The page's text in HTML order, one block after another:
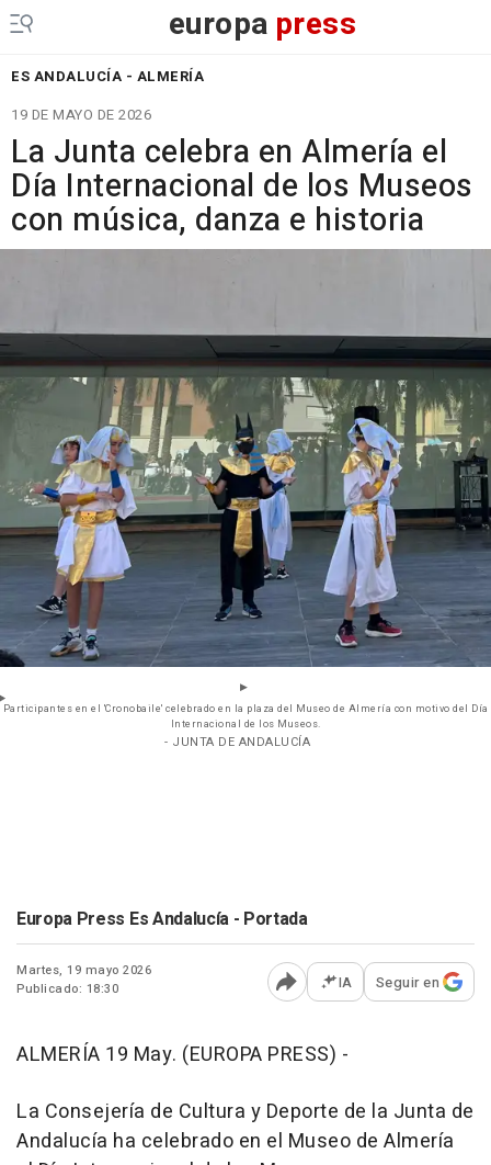
europa press
ES ANDALUCÍA - ALMERÍA
19 DE MAYO DE 2026
La Junta celebra en Almería el
Día Internacional de los Museos
con música, danza e historia
Participantes en el 'Cronobaile' celebrado en la plaza del Museo de Almería con motivo del Día
Internacional de los Museos.
- JUNTA DE ANDALUCÍA
Europa Press Es Andalucía - Portada
Martes, 19 mayo 2026
Publicado: 18:30
Abrir opciones para
IA Seguir en
ALMERÍA 19 May. (EUROPA PRESS) -
La Consejería de Cultura y Deporte de la Junta de
Andalucía ha celebrado en el Museo de Almería